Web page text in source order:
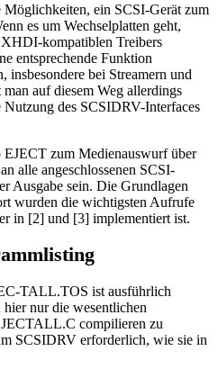
ein SCSI-Gerät zum
es um Wechselplatten geht,
kompatiblen Treibers
entsprechende Funktion
insbesondere bei Streamern und
auf diesem Weg allerdings
des SCSIDRV-Interfaces
zum Medienauswurf über
alle angeschlossenen SCSI-
Ausgabe sein. Die Grundlagen
wurden die wichtigsten Aufrufe
in [2] und [3] implementiert ist.
TALL.TOS ist ausführlich
nur die wesentlichen
compilieren zu
SCSIDRV erforderlich, wie sie in